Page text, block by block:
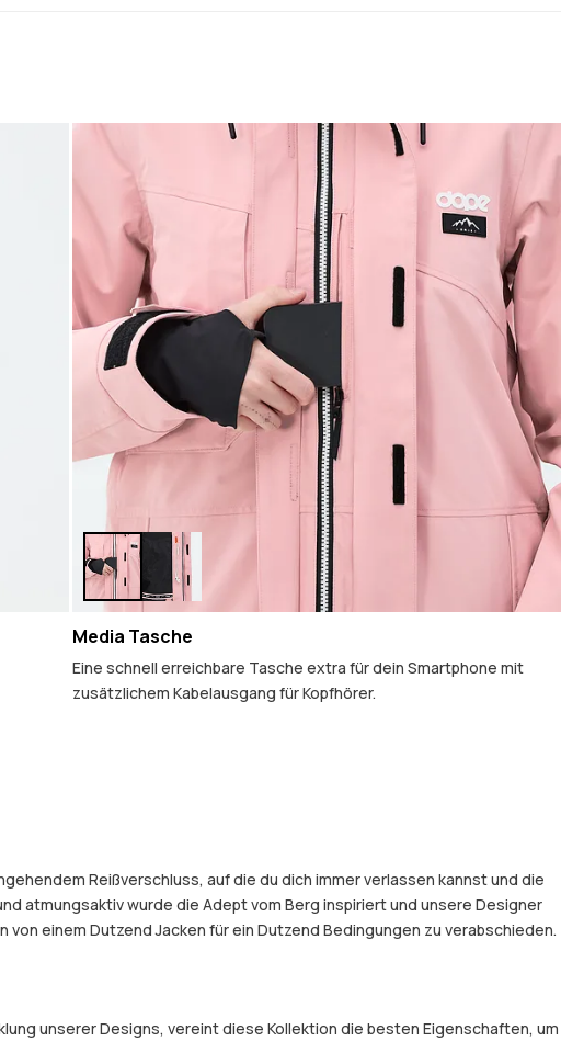
Media Tasche
Eine schnell erreichbare Tasche extra für dein Smartphone mit
zusätzlichem Kabelausgang für Kopfhörer.
Reißverschluss, auf die du dich immer verlassen kannst und die
atmungsaktiv wurde die Adept vom Berg inspiriert und unsere Designer
einem Dutzend Jacken für ein Dutzend Bedingungen zu verabschieden.
unserer Designs, vereint diese Kollektion die besten Eigenschaften, um